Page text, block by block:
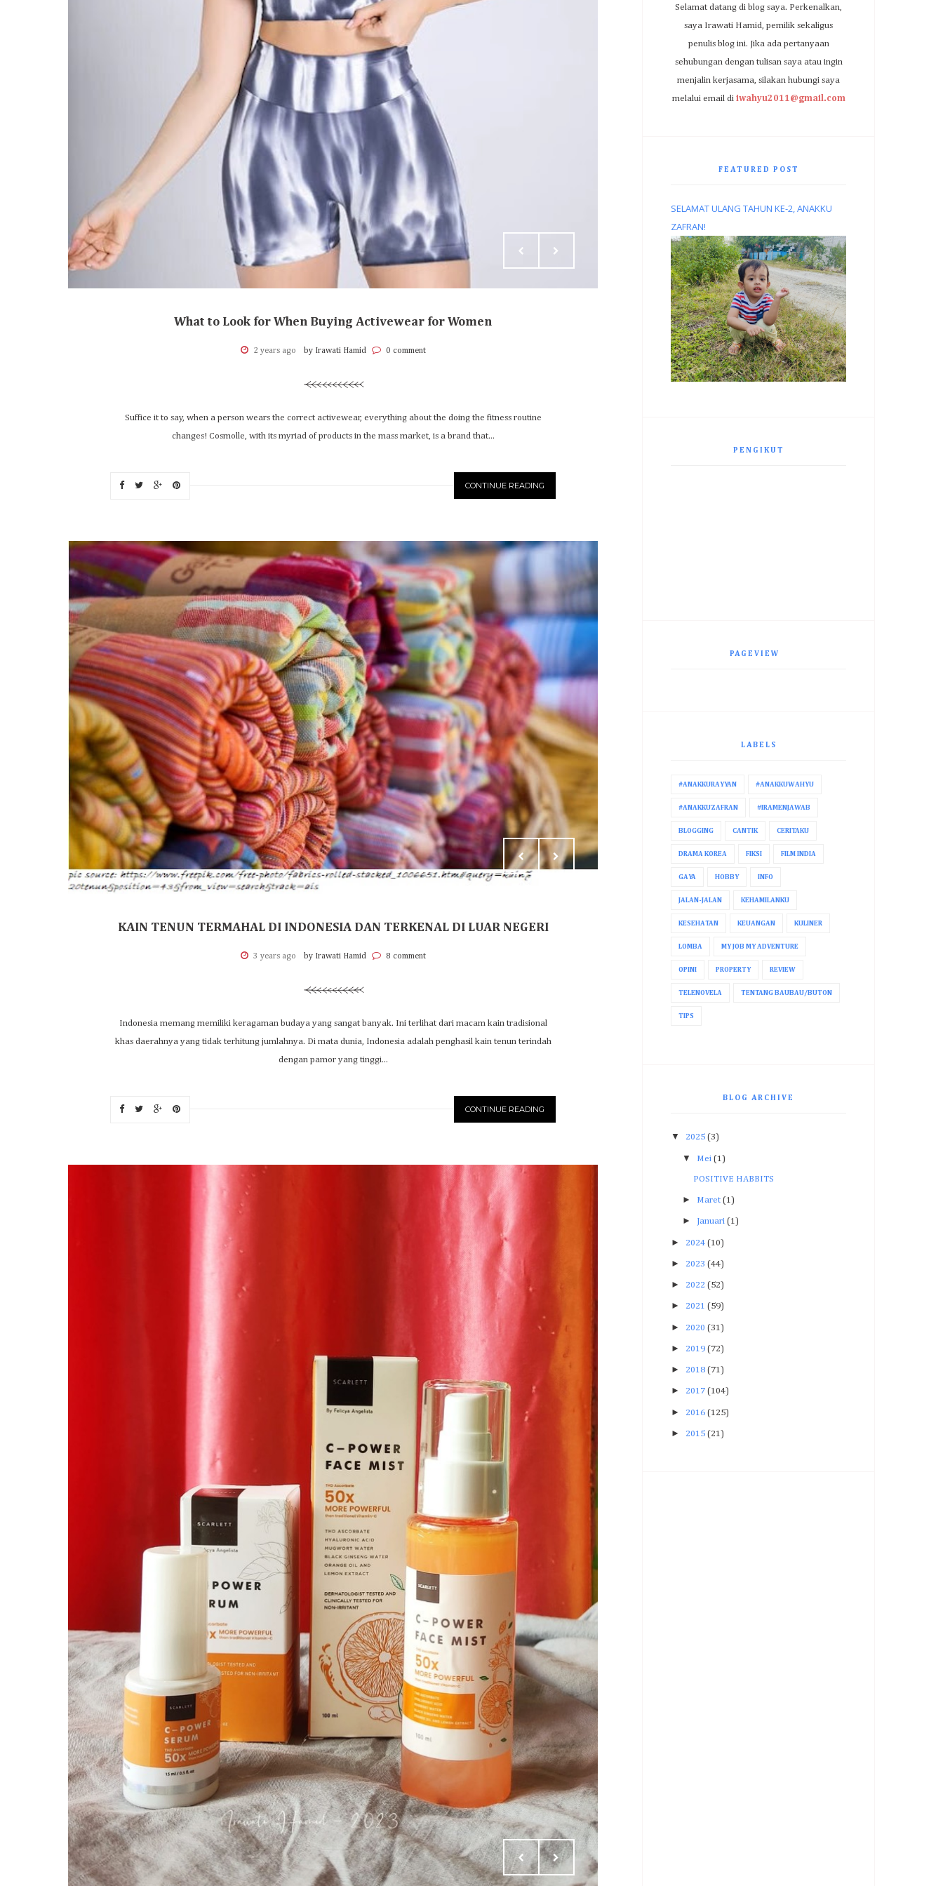
What to Look for When Buying Activewear for Women
2 years ago by Irawati Hamid 0 comment
Suffice it to say, when a person wears the correct activewear, everything about the doing the fitness routine
changes! Cosmolle, with its myriad of products in the mass market, is a brand that...
CONTINUE READING
KAIN TENUN TERMAHAL DI INDONESIA DAN TERKENAL DI LUAR NEGERI
3 years ago by Irawati Hamid 8 comment
Indonesia memang memiliki keragaman budaya yang sangat banyak. Ini terlihat dari macam kain tradisional
khas daerahnya yang tidak terhitung jumlahnya. Di mata dunia, Indonesia adalah penghasil kain tenun terindah
dengan pamor yang tinggi...
CONTINUE READING
Selamat datang di blog saya. Perkenalkan,
saya Irawati Hamid, pemilik sekaligus
penulis blog ini. Jika ada pertanyaan
sehubungan dengan tulisan saya atau ingin
menjalin kerjasama, silakan hubungi saya
melalui email di iwahyu2011@gmail.com
FEATURED POST
SELAMAT ULANG TAHUN KE-2, ANAKKU
ZAFRAN!
PENGIKUT
PAGEVIEW
LABELS
#ANAKKURAYYAN #ANAKKUWAHYU
#ANAKKUZAFRAN #IRAMENJAWAB
BLOGGING CANTIK CERITAKU
DRAMA KOREA FIKSI FILM INDIA
GAYA HOBBY INFO
JALAN-JALAN KEHAMILANKU
KESEHATAN KEUANGAN KULINER
LOMBA MY JOB MY ADVENTURE
OPINI PROPERTY REVIEW
TELENOVELA TENTANG BAUBAU/BUTON
TIPS
BLOG ARCHIVE
▼ 2025 (3)
▼ Mei (1)
POSITIVE HABBITS
► Maret (1)
► Januari (1)
► 2024 (10)
► 2023 (44)
► 2022 (52)
► 2021 (59)
► 2020 (31)
► 2019 (72)
► 2018 (71)
► 2017 (104)
► 2016 (125)
► 2015 (21)